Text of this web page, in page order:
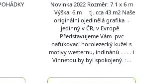
Novinka 2022 Rozměr: 7.1 x 6 m
Výška: 6 m tj. cca 43 m2 Naše
originální ojedinělá grafika -
jedinný v ČR, v Evropě.
Představujeme Vám pvc
nafukovací horolezecký kužel s
motivy westernu, indinánů ... ... i
Vinnetou by byl spokojený. :…